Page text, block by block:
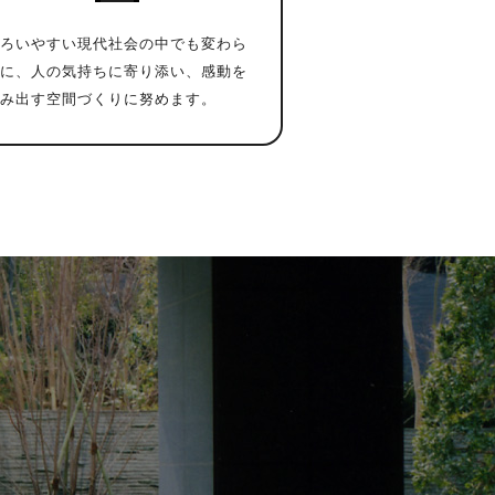
いやすい現代社会の中でも変わら
、人の気持ちに寄り添い、感動を
出す空間づくりに努めます。